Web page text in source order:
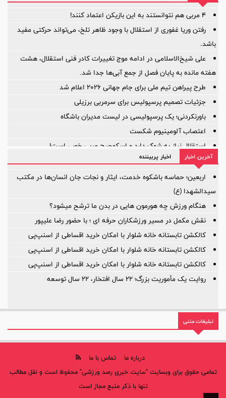
۴ مربی هم نتوانستند به این بازیکن اعتماد کنند!
رفتن وریا غفوری از استقلال با وجود ظاهر تلخ، می‌تواند حرکتی مفید
باشد.
علی شیخ‌الاسلامی در ادامه موج تغییرات کادر فنی استقلال، هشت
هفته مانده به پایان فصل از جمع آبی‌ها جدا شد.
طرح پیراهن تیم ملی برای جام جهانی ۲۰۲۶ اعلام شد
جزئیات تصمیم پرسپولیس برای سرمربی برزیلی
باورنکردنی؛ یک پرسپولیسی در لیست مدیران باشگاه
اعتصاب آلومینیوم شکست
استقلال نیاز به شوک دارد و اسکوچیچ مربی خوبی است!
آیا ستون خط میانی ترک برداشته است؟
بازی‌ها یکی پس از دیگری لغو شد؛
آخرین اخبار اخبار پربیننده
اربعین؛ حماسه باشکوه خدمت، ایثار و نجات جان انسان‌ها در مکتب
سیدالشهدا (ع)
هنگام ورزش چه هورمون هایی در بدن ما ترشح میشود؟
نقش مکمل در مسیر ورزشکاران حرفه ای ؛ با حضور رضا علیپور
کالکشن تابستانه خانه شلوار با امکان خرید اقساطی از اسنپ‌پی
کالکشن تابستانه خانه شلوار با امکان خرید اقساطی از اسنپ‌پی
کالکشن تابستانه خانه شلوار با امکان خرید اقساطی از اسنپ‌پی
روایت یک مأموریت بزرگ؛ ۲۲ سال افتخار، ۲۲ سال توسعه
تبلیغات متنی
درباره ما
تماس با ما
تمامی حقوق برای وبسایت "سایت خبری رصد ورزشی" محفوظ است و نقل مطالب
تنها با ذکر منبع مجاز است